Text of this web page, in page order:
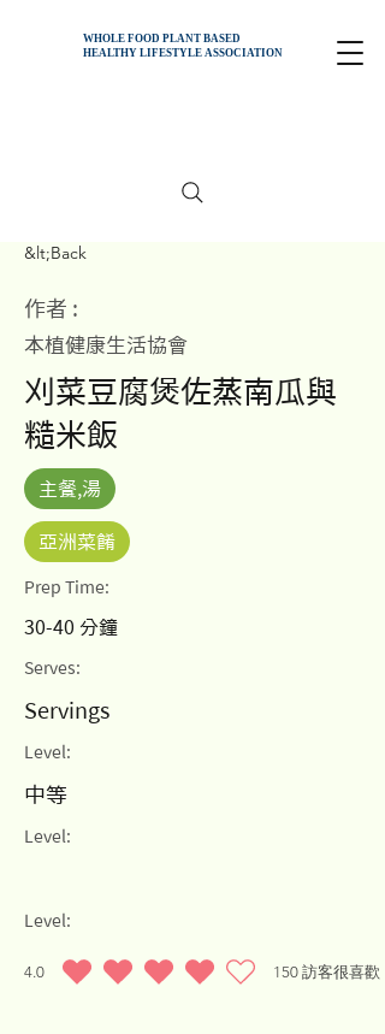
WHOLE FOOD PLANT BASED
HEALTHY LIFESTYLE ASSOCIATION
&lt;Back
作者 :
本植健康生活協會
刈菜豆腐煲佐蒸南瓜與
糙米飯
主餐,湯
亞洲菜餚
Prep Time:
30-40 分鐘
Serves:
Servings
Level:
中等
Level:
Level:
4.0 150 訪客很喜歡
average rating is 4 out of 5, based on 150 votes, 訪客